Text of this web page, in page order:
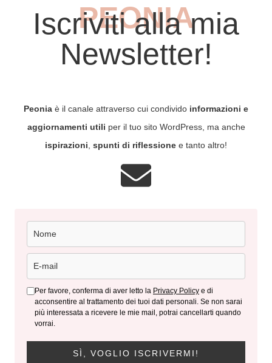
PEONIA
Iscriviti alla mia
Newsletter!
Peonia è il canale attraverso cui condivido informazioni e
aggiornamenti utili per il tuo sito WordPress, ma anche
ispirazioni, spunti di riflessione e tanto altro!
Per favore, conferma di aver letto la Privacy Policy e di
acconsentire al trattamento dei tuoi dati personali. Se non sarai
più interessata a ricevere le mie mail, potrai cancellarti quando
vorrai.
SÌ, VOGLIO ISCRIVERMI!